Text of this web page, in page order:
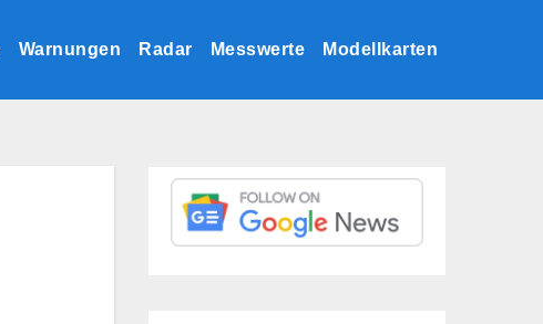
Warnungen Radar Messwerte Modellkarten